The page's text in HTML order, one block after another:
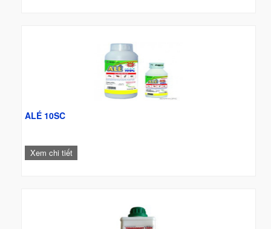
ALÉ 10SC
Xem chi tiết